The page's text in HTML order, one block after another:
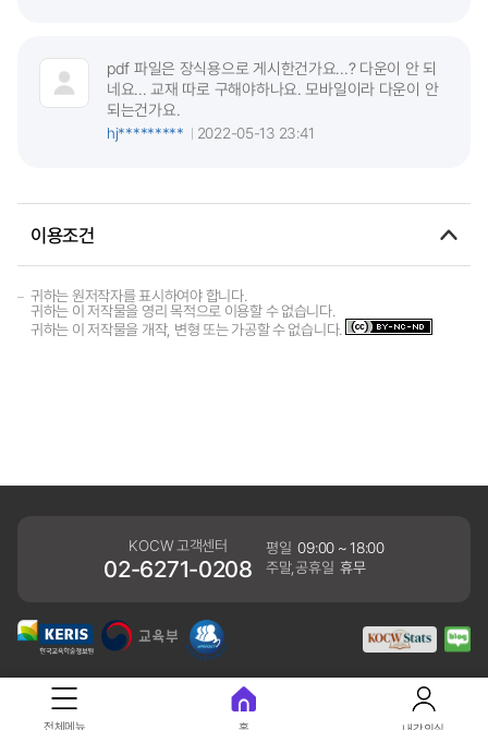
pdf 파일은 장식용으로 게시한건가요...? 다운이 안 되
네요... 교재 따로 구해야하나요. 모바일이라 다운이 안
되는건가요.
hj*********
2022-05-13 23:41
이용조건
귀하는 원저작자를 표시하여야 합니다.
귀하는 이 저작물을 영리 목적으로 이용할 수 없습니다.
귀하는 이 저작물을 개작, 변형 또는 가공할 수 없습니다.
KOCW 고객센터
02-6271-0208
평일 09:00 ~ 18:00
주말,공휴일 휴무
개인정보처리방침
전체메뉴